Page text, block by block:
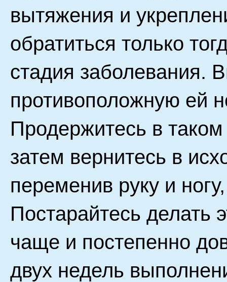
вытяжения и
обратиться только
стадия заболевания.
противоположную ей
Продержитесь в
затем вернитесь в
переменив руку и
Постарайтесь делать
чаще и постепенно
двух недель